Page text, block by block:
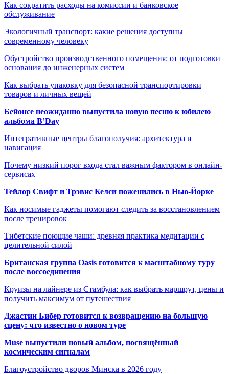
Как сократить расходы на комиссии и банковское
обслуживание
Экологичный транспорт: какие решения доступны
современному человеку
Обустройство производственного помещения: от подготовки
основания до инженерных систем
Как выбрать упаковку для безопасной транспортировки
товаров и личных вещей
Бейонсе неожиданно выпустила новую песню к юбилею
альбома B’Day
Интегративные центры благополучия: архитектура и
навигация
Почему низкий порог входа стал важным фактором в онлайн-
сервисах
Тейлор Свифт и Трэвис Келси поженились в Нью-Йорке
Как носимые гаджеты помогают следить за восстановлением
после тренировок
Тибетские поющие чаши: древняя практика медитации с
целительной силой
Британская группа Oasis готовится к масштабному туру
после воссоединения
Круизы на лайнере из Стамбула: как выбрать маршрут, цены и
получить максимум от путешествия
Джастин Бибер готовится к возвращению на большую
сцену: что известно о новом туре
Muse выпустили новый альбом, посвящённый
космическим сигналам
Благоустройство дворов Минска в 2026 году